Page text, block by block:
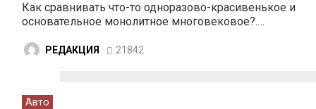
Как сравнивать что-то одноразово-красивенькое и
основательное монолитное многовековое?.…
РЕДАКЦИЯ 21842
Авто